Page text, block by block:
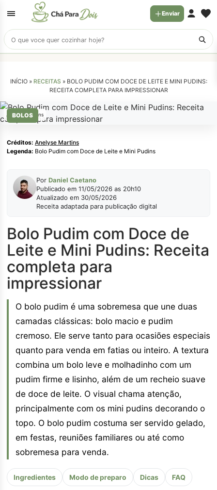
Buscar
receitas
Enviar
INÍCIO » RECEITAS » BOLO PUDIM COM DOCE DE LEITE E MINI PUDINS:
RECEITA COMPLETA PARA IMPRESSIONAR
BOLOS
Anelyse Martins
Créditos: Anelyse Martins
Legenda: Bolo Pudim com Doce de Leite e Mini Pudins
Por Daniel Caetano
Publicado em 11/05/2026 as 20h10
Atualizado em 30/05/2026
Receita adaptada para publicação digital
Bolo Pudim com Doce de
Leite e Mini Pudins: Receita
completa para
impressionar
O bolo pudim é uma sobremesa que une duas
camadas clássicas: bolo macio e pudim
cremoso. Ele serve tanto para ocasiões especiais
quanto para venda em fatias ou inteiro. A textura
combina um bolo leve e molhadinho com um
pudim firme e lisinho, além de um recheio suave
de doce de leite. O visual chama atenção,
principalmente com os mini pudins decorando o
topo. O bolo pudim costuma ser servido gelado,
em festas, reuniões familiares ou até como
sobremesa para venda.
Ingredientes Modo de preparo Dicas FAQ